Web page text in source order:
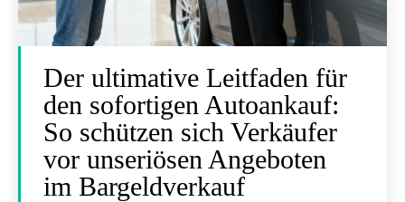
Der ultimative Leitfaden für
den sofortigen Autoankauf:
So schützen sich Verkäufer
vor unseriösen Angeboten
im Bargeldverkauf